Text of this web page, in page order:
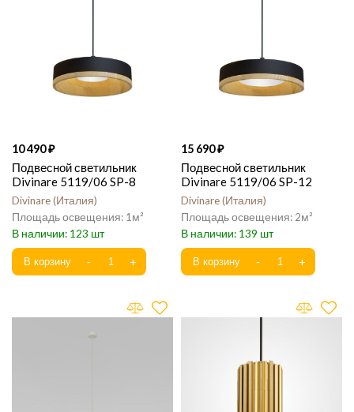
10 490
Подвесной светильник
Divinare 5119/06 SP-8
Divinare Италия
1
123
15 690
Подвесной светильник
Divinare 5119/06 SP-12
Divinare Италия
2
139